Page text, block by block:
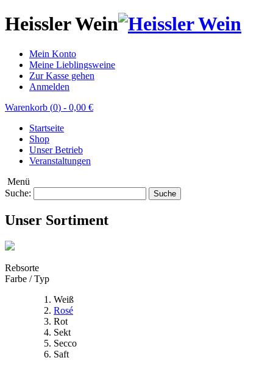
Heissler Wein
Mein Konto
Meine Lieblingsweine
Zur Kasse gehen
Anmelden
Warenkorb (0) - 0,00 €
Startseite
Shop
Unser Betrieb
Veranstaltungen
Menü
Suche:
Suche
Unser Sortiment
Rebsorte
Farbe / Typ
Weiß
Rosé
Rot
Sekt
Secco
Saft